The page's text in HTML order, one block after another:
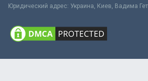
Юридический адрес: Украина, Киев, Вадима